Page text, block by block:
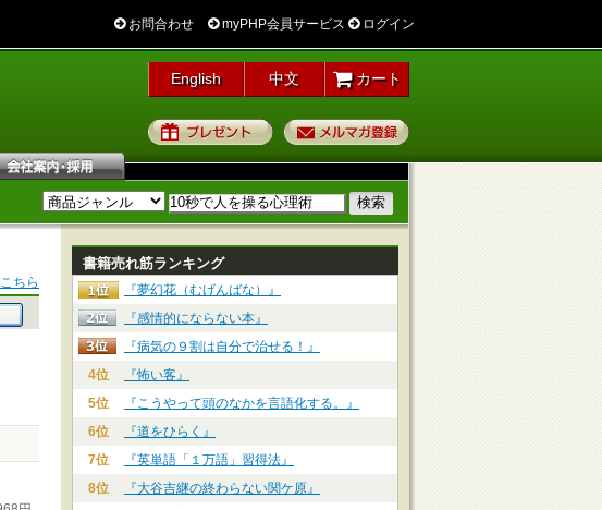
お問合わせ myPHP会員サービス ログイン
English 中文 カート
プレゼント
こちら
書籍売れ筋ランキング
『夢幻花（むげんばな）』
『感情的にならない本』
『病気の９割は自分で治せる！』
4位
『怖い客』
5位
『こうやって頭のなかを言語化する。』
6位
『道をひらく』
7位
『英単語「１万語」習得法』
8位
『大谷吉継の終わらない関ケ原』